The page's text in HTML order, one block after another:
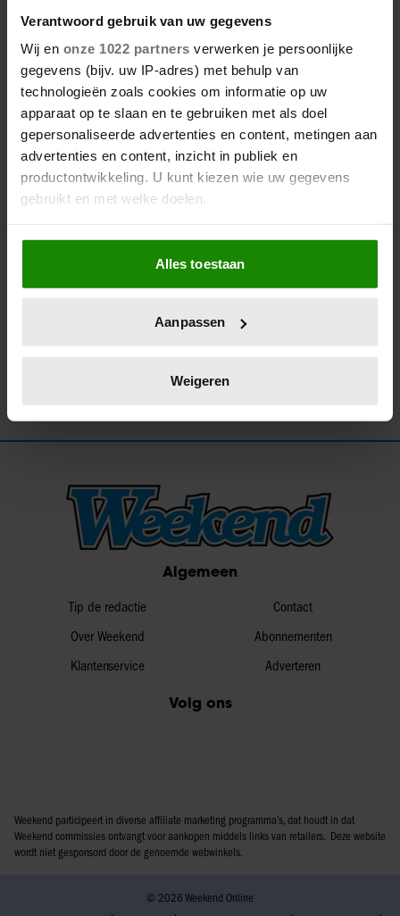
Verantwoord gebruik van uw gegevens
Wij en onze 1022 partners verwerken je persoonlijke
gegevens (bijv. uw IP-adres) met behulp van
technologieën zoals cookies om informatie op uw
apparaat op te slaan en te gebruiken met als doel
gepersonaliseerde advertenties en content, metingen aan
advertenties en content, inzicht in publiek en
productontwikkeling. U kunt kiezen wie uw gegevens
gebruikt en met welke doelen.
Als u het toestaat, willen we ook graag:
Informatie verzamelen over uw geografische
locatie, die tot een paar meter nauwkeurig kan zijn
scannen op specifieke eigenschappen (fingerprinting)
verwerkt en stel uw voorkeuren in het
intrekken in de Cookieverklaring.
personaliseren, om functies voor social media te bieden
en om ons websiteverkeer te analyseren. Ook delen we
informatie over uw gebruik van onze site met onze
partners voor social media, adverteren en analyse. Deze
partners kunnen deze gegevens combineren met andere
verzameld op basis van uw gebruik van hun services. U
gaat akkoord met onze cookies als u onze website blijft
Alles toestaan
Aanpassen
Weigeren
28/11/2025
BOOS VERWIJDERT FRAGMENT OVER
VERMEENDE HITLERGROETEN BIJ
FEYENOORD
Algemeen
Tip de redactie
Over Weekend
Klantenservice
Contact
Abonnementen
Adverteren
Volg ons
Weekend participeert in diverse affiliate marketing programma’s, dat houdt in dat
Weekend commissies ontvangt voor aankopen middels links van retailers. Deze website
wordt niet gesponsord door de genoemde webwinkels.
© 2026 Weekend Online